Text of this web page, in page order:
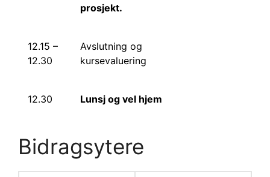
prosjekt.
12.15 –
12.30
Avslutning og
kursevaluering
12.30 Lunsj og vel hjem
Bidragsytere